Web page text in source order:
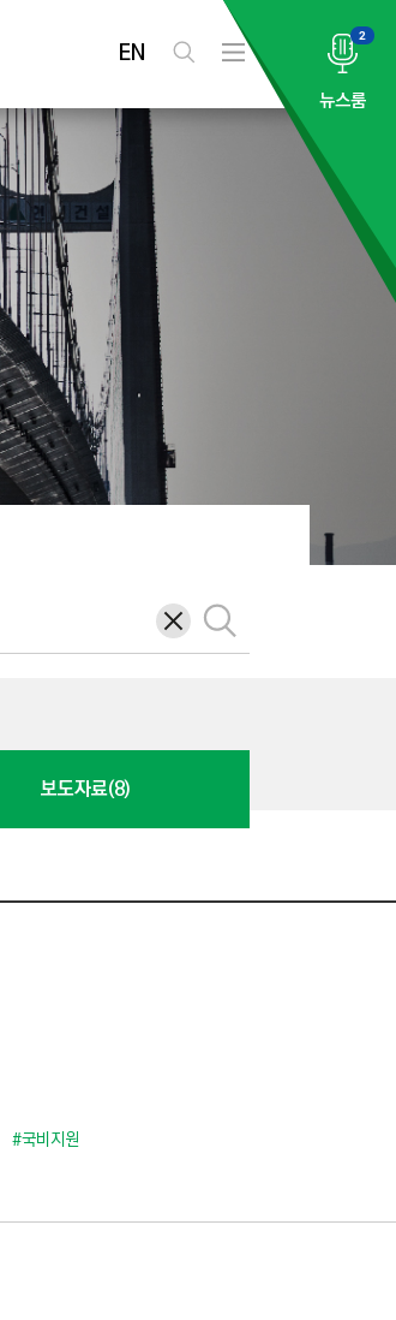
EN
검
전
메
2
뉴스룸
삭
제
검
색
보도자료(8)
#국비지원